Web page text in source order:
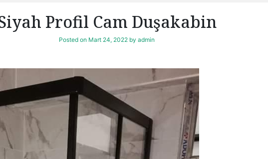
Profil Cam Duşakabin
Posted on Mart 24, 2022 by admin